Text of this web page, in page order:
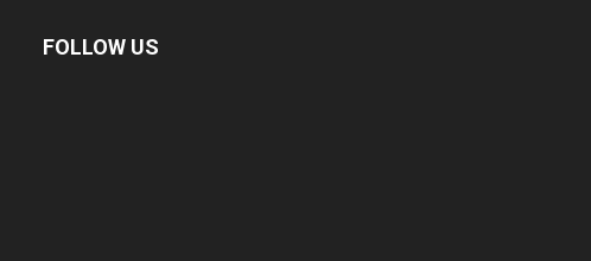
FOLLOW US